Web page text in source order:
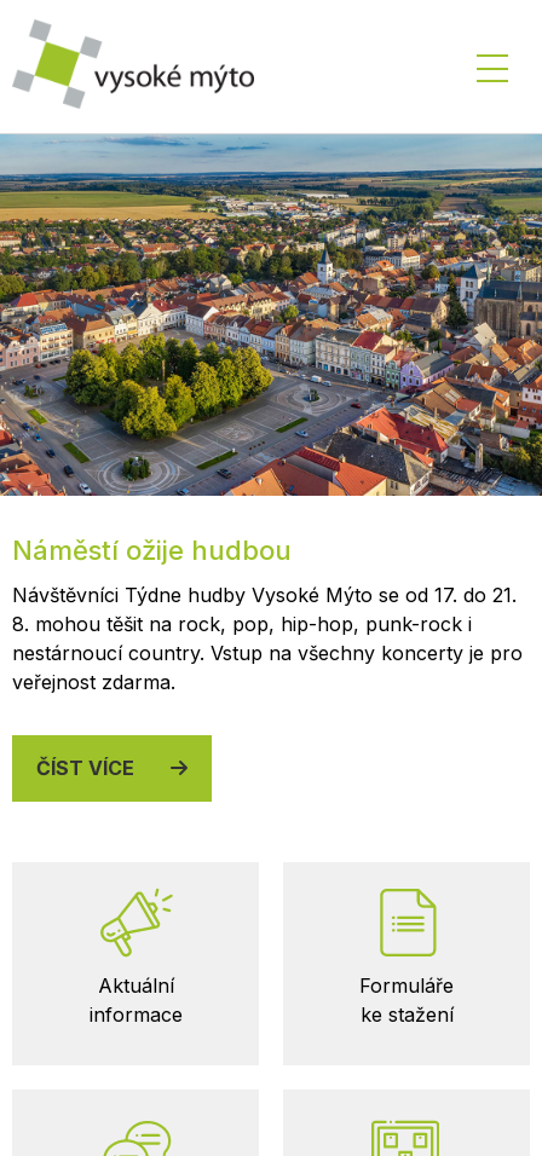
Náměstí ožije hudbou
Návštěvníci Týdne hudby Vysoké Mýto se od 17. do 21.
8. mohou těšit na rock, pop, hip-hop, punk-rock i
nestárnoucí country. Vstup na všechny koncerty je pro
veřejnost zdarma.
ČÍST VÍCE
Důležité
odkazy
Aktuální
informace
Formuláře
ke stažení